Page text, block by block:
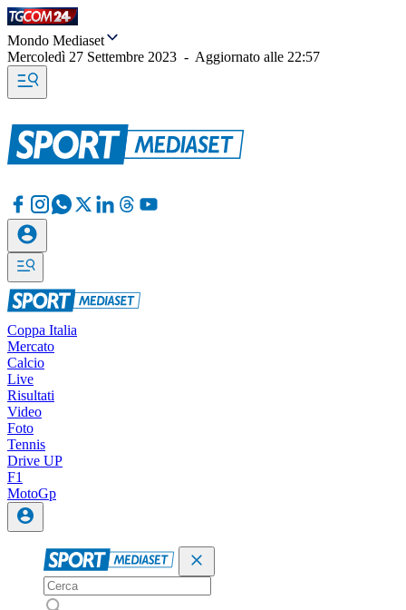
Mondo Mediaset
Mercoledì 27 Settembre 2023 - Aggiornato alle 22:57
Coppa Italia
Mercato
Calcio
Live
Risultati
Video
Foto
Tennis
Drive UP
F1
MotoGp